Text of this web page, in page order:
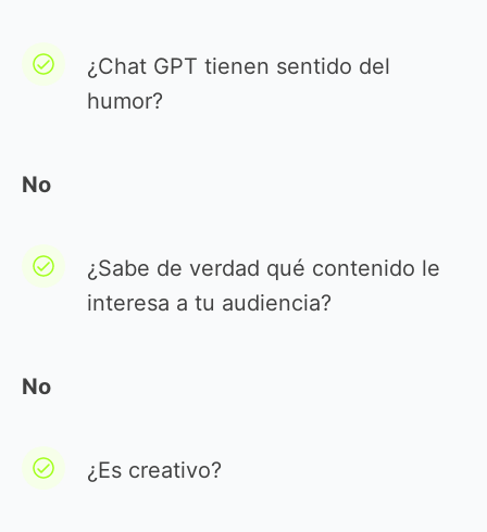
¿Chat GPT tienen sentido del
humor?
No
¿Sabe de verdad qué contenido le
interesa a tu audiencia?
No
¿Es creativo?